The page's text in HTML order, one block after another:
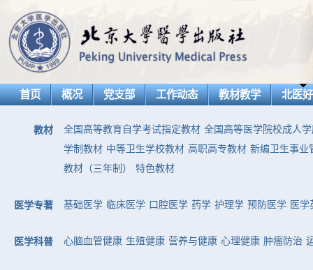
首页 概况 党支部 工作动态 教材教学 北医
教材 全国高等教育自学考试指定教材 全国高等医学院校成人
学制教材 中等卫生学校教材 高职高专教材 新编卫生事业
教材（三年制）
特色教材
医学专著 基础医学 临床医学 口腔医学 药学 护理学 预防医学 医学
医学科普 心脑血管健康 生殖健康 营养与健康 心理健康 肿瘤防治